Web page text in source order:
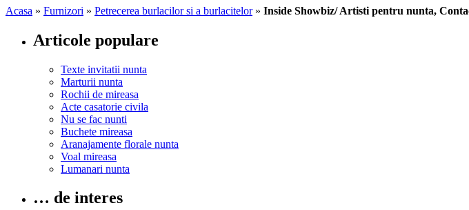
Acasa » Furnizori » Petrecerea burlacilor si a burlacitelor» Inside Showbiz/ Artisti pentru nunta,
Articole populare
Texte invitatii nunta
Marturii nunta
Rochii de mireasa
Acte casatorie civila
Nu se fac nunti
Buchete mireasa
Aranajamente florale nunta
Voal mireasa
Lumanari nunta
… de interes